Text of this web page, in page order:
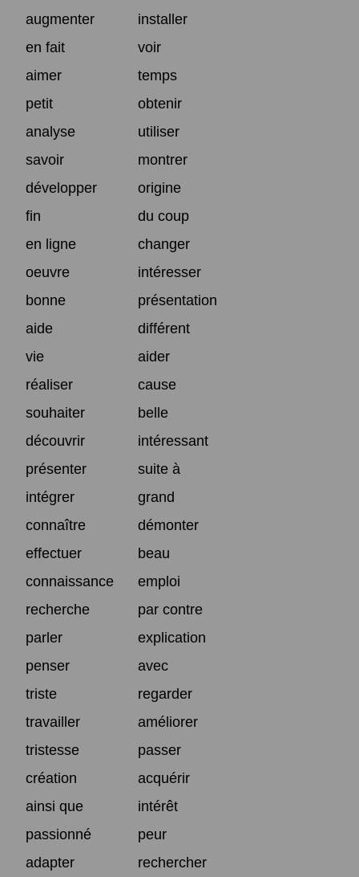
augmenter
installer
en fait
voir
aimer
temps
petit
obtenir
analyse
utiliser
savoir
montrer
développer
origine
fin
du coup
en ligne
changer
oeuvre
intéresser
bonne
présentation
aide
différent
vie
aider
réaliser
cause
souhaiter
belle
découvrir
intéressant
présenter
suite à
intégrer
grand
connaître
démonter
effectuer
beau
connaissance
emploi
recherche
par contre
parler
explication
penser
avec
triste
regarder
travailler
améliorer
tristesse
passer
création
acquérir
ainsi que
intérêt
passionné
peur
adapter
rechercher